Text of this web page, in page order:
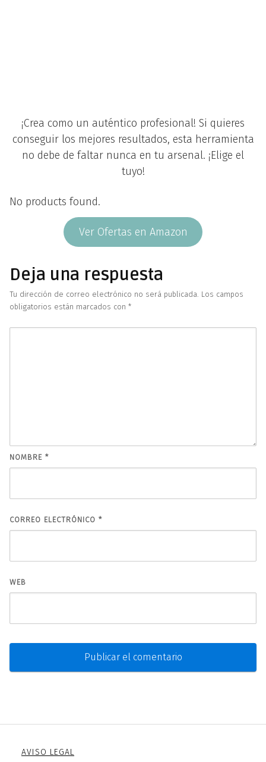
¡Crea como un auténtico profesional! Si quieres
conseguir los mejores resultados, esta herramienta
no debe de faltar nunca en tu arsenal. ¡Elige el
tuyo!
No products found.
Ver Ofertas en Amazon
Deja una respuesta
Tu dirección de correo electrónico no será publicada. Los campos
obligatorios están marcados con *
NOMBRE *
CORREO ELECTRÓNICO *
WEB
AVISO LEGAL